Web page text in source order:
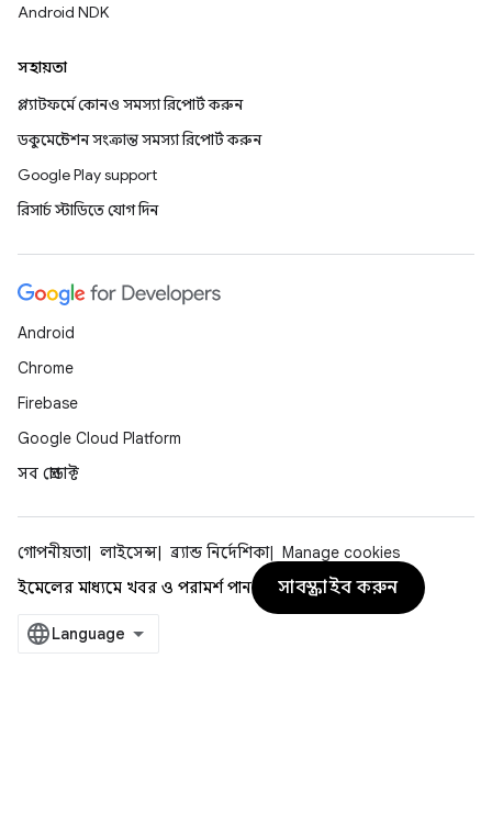
Android NDK
সহায়তা
প্ল্যাটফর্মে কোনও সমস্যা রিপোর্ট করুন
ডকুমেন্টেশন সংক্রান্ত সমস্যা রিপোর্ট করুন
Google Play support
রিসার্চ স্টাডিতে যোগ দিন
Android
Chrome
Firebase
Google Cloud Platform
সব প্রোডাক্ট
গোপনীয়তা লাইসেন্স ব্র্যান্ড নির্দেশিকা
Manage cookies
ইমেলের মাধ্যমে খবর ও পরামর্শ পান
সাবস্ক্রাইব করুন